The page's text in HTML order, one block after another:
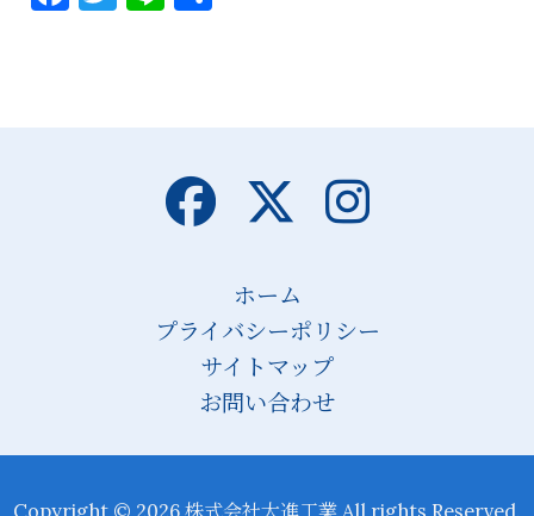
ホーム
プライバシーポリシー
サイトマップ
お問い合わせ
Copyright © 2026 株式会社大進工業 All rights Reserved.